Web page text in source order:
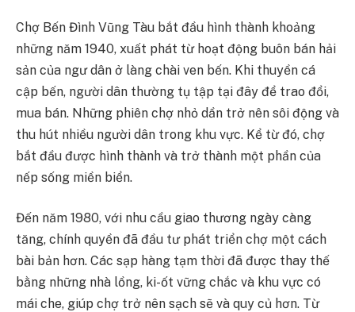
Chợ Bến Đình Vũng Tàu bắt đầu hình thành khoảng
những năm 1940, xuất phát từ hoạt động buôn bán hải
sản của ngư dân ở làng chài ven bến. Khi thuyền cá
cập bến, người dân thường tụ tập tại đây để trao đổi,
mua bán. Những phiên chợ nhỏ dần trở nên sôi động và
thu hút nhiều người dân trong khu vực. Kể từ đó, chợ
bắt đầu được hình thành và trở thành một phần của
nếp sống miền biển.
Đến năm 1980, với nhu cầu giao thương ngày càng
tăng, chính quyền đã đầu tư phát triển chợ một cách
bài bản hơn. Các sạp hàng tạm thời đã được thay thế
bằng những nhà lồng, ki-ốt vững chắc và khu vực có
mái che, giúp chợ trở nên sạch sẽ và quy củ hơn. Từ